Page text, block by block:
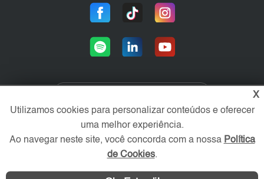
Área exclusiva aos anunciantes,
acesse sua conta:
X
Utilizamos cookies para personalizar conteúdos e oferecer
uma melhor experiência.
Ao navegar neste site, você concorda com a nossa Política
de Cookies.